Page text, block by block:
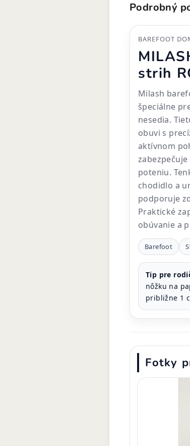
Podrobný
BAREFOOT
strih
Milash
špeciálne
nesedia.
obuvi s
aktívnom
poteniu.
chodidlo a
podporuje
Praktické
obúvanie a
Barefoot
Tip pre
nôžku na
približne 1
Fotky